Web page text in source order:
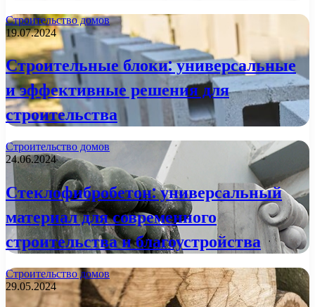
Строительство домов
19.07.2024
Строительные блоки: универсальные
и эффективные решения для
строительства
Строительство домов
24.06.2024
Стеклофибробетон: универсальный
материал для современного
строительства и благоустройства
Строительство домов
29.05.2024